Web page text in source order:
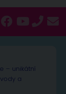
– unikátní
a